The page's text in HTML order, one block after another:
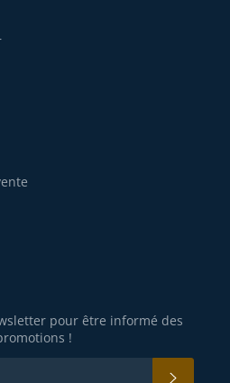
pour être informé des
!